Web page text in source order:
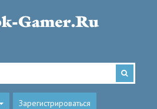
Зарегистрироваться